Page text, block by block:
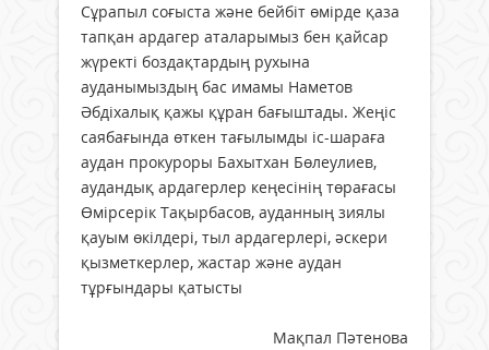
Сұрапыл соғыста және бейбіт өмірде қаза
тапқан ардагер аталарымыз бен қайсар
жүректі боздақтардың рухына
ауданымыздың бас имамы Наметов
Әбдіхалық қажы құран бағыштады. Жеңіс
саябағында өткен тағылымды іс-шараға
аудан прокуроры Бахытхан Бөлеулиев,
аудандық ардагерлер кеңесінің төрағасы
Өмірсерік Тақырбасов, ауданның зиялы
қауым өкілдері, тыл ардагерлері, әскери
қызметкерлер, жастар және аудан
тұрғындары қатысты
Мақпал Пәтенова